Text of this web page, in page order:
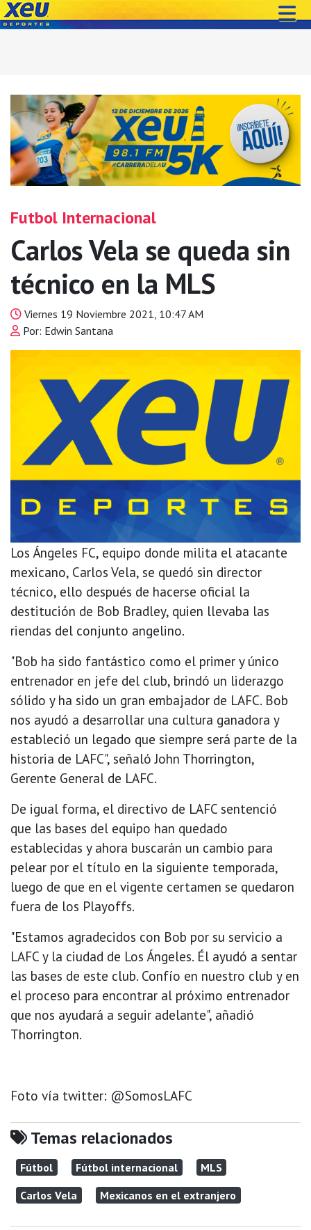
Futbol Internacional
Carlos Vela se queda sin
técnico en la MLS
Viernes 19 Noviembre 2021, 10:47 AM
Por: Edwin Santana
Los Ángeles FC, equipo donde milita el atacante
mexicano, Carlos Vela, se quedó sin director
técnico, ello después de hacerse oficial la
destitución de Bob Bradley, quien llevaba las
riendas del conjunto angelino.
"Bob ha sido fantástico como el primer y único
entrenador en jefe del club, brindó un liderazgo
sólido y ha sido un gran embajador de LAFC. Bob
nos ayudó a desarrollar una cultura ganadora y
estableció un legado que siempre será parte de la
historia de LAFC", señaló John Thorrington,
Gerente General de LAFC.
De igual forma, el directivo de LAFC sentenció
que las bases del equipo han quedado
establecidas y ahora buscarán un cambio para
pelear por el título en la siguiente temporada,
luego de que en el vigente certamen se quedaron
fuera de los Playoffs.
"Estamos agradecidos con Bob por su servicio a
LAFC y la ciudad de Los Ángeles. Él ayudó a sentar
las bases de este club. Confío en nuestro club y en
el proceso para encontrar al próximo entrenador
que nos ayudará a seguir adelante", añadió
Thorrington.
Foto vía twitter: @SomosLAFC
Temas relacionados
Fútbol Fútbol internacional
MLS
Carlos Vela
Mexicanos en el extranjero